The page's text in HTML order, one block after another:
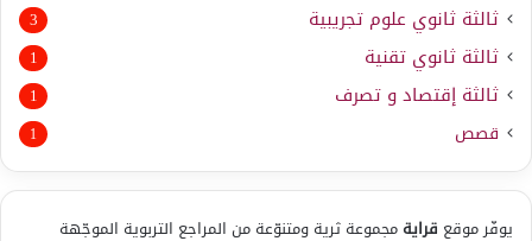
ثالثة ثانوي علوم تجريبية 3
ثالثة ثانوي تقنية 1
ثالثة إقتصاد و تصرف 1
قصص 1
يوفّر موقع قرايةمجموعة ثرية ومتنوّعة من المراجع التربوية الموجّهة